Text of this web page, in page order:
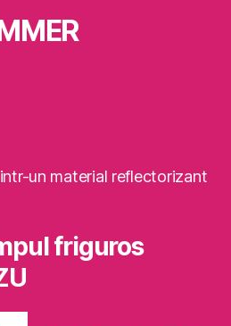
un material reflectorizant
friguros